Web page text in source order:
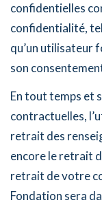
confidentielles
confidentialité,
qu’un utilisateur
son
En tout temps et
contractuelles,
retrait des
encore le retrait
retrait de votre
Fondation sera